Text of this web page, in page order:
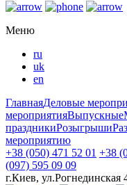
Меню
ru
uk
en
ГлавнаяДеловые
мероприятияВыпускные
праздникиРозыгрыши
мероприятию
+38 (050) 471 52 01 +38
(097) 595 09 09
г.Киев, ул.Рогнединская